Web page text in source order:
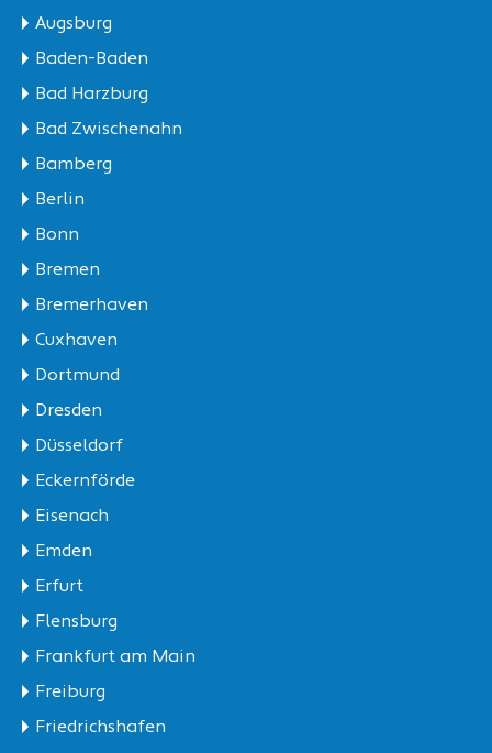
Augsburg
Baden-Baden
Bad Harzburg
Bad Zwischenahn
Bamberg
Berlin
Bonn
Bremen
Bremerhaven
Cuxhaven
Dortmund
Dresden
Düsseldorf
Eckernförde
Eisenach
Emden
Erfurt
Flensburg
Frankfurt am Main
Freiburg
Friedrichshafen